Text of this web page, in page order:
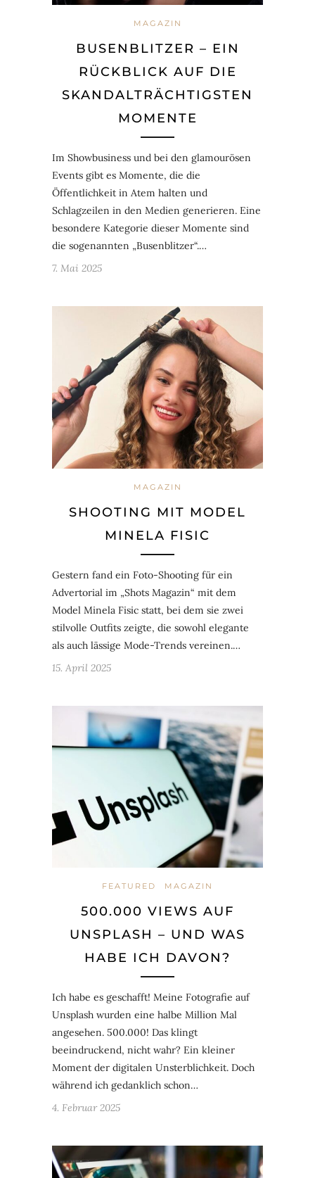
MAGAZIN
BUSENBLITZER – EIN
RÜCKBLICK AUF DIE
SKANDALTRÄCHTIGSTEN
MOMENTE
Im Showbusiness und bei den glamourösen
Events gibt es Momente, die die
Öffentlichkeit in Atem halten und
Schlagzeilen in den Medien generieren. Eine
besondere Kategorie dieser Momente sind
die sogenannten „Busenblitzer“.…
7. Mai 2025
MAGAZIN
SHOOTING MIT MODEL
MINELA FISIC
Gestern fand ein Foto-Shooting für ein
Advertorial im „Shots Magazin“ mit dem
Model Minela Fisic statt, bei dem sie zwei
stilvolle Outfits zeigte, die sowohl elegante
als auch lässige Mode-Trends vereinen.…
15. April 2025
FEATURED MAGAZIN
500.000 VIEWS AUF
UNSPLASH – UND WAS
HABE ICH DAVON?
Ich habe es geschafft! Meine Fotografie auf
Unsplash wurden eine halbe Million Mal
angesehen. 500.000! Das klingt
beeindruckend, nicht wahr? Ein kleiner
Moment der digitalen Unsterblichkeit. Doch
während ich gedanklich schon…
4. Februar 2025